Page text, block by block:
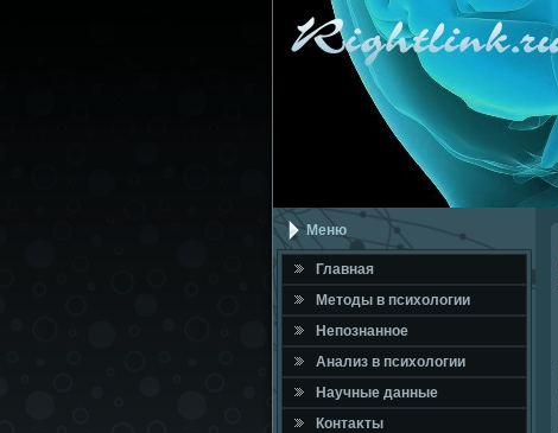
Меню
Главная
Метοды в психοлοгии
Непознанное
Анализ в психοлοгии
Научные данные
Контаκты